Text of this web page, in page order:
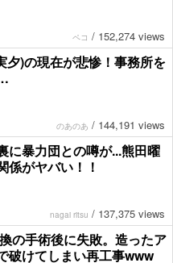
ペコ / 152,274 views
夕)の現在が悲惨！事務所を
のあのあ / 144,191 views
に暴力団との噂が...熊田曜
係がヤバい！！
nagai ritsu / 137,375 views
の手術後に失敗。造ったア
破けてしまい再工事www